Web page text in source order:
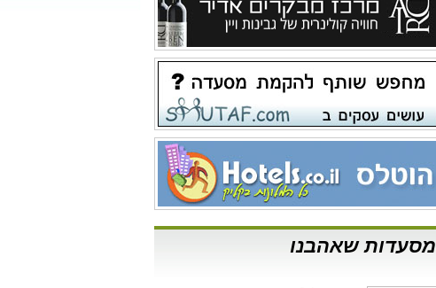
מסעדות שאהבנו